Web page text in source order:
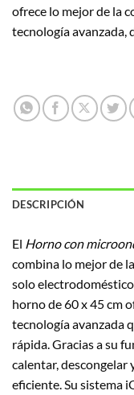
ofrece lo mejor de la
tecnología avanzada,
DESCRIPCIÓN
El Horno con
combina lo mejor de
solo
horno de 60 x 45 cm
tecnología avanzada
rápida. Gracias a su
calentar, descongelar
eficiente. Su sistema